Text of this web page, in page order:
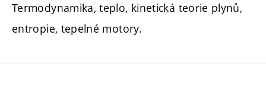
Termodynamika, teplo, kinetická teorie plynů,
entropie, tepelné motory.